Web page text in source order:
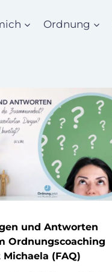
Ordnung
und Antworten
Ordnungscoaching
(FAQ)